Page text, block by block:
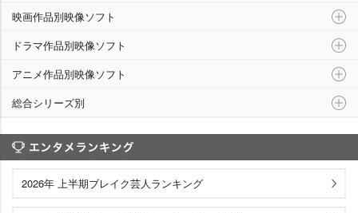
映画作品別映像ソフト
ドラマ作品別映像ソフト
アニメ作品別映像ソフト
総合シリーズ別
2026年 上半期ブレイク芸人ランキング